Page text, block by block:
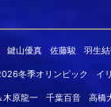
鍵山優真 佐藤駿 羽生
冬季オリンピック イ
木原龍一 千葉百音 高橋